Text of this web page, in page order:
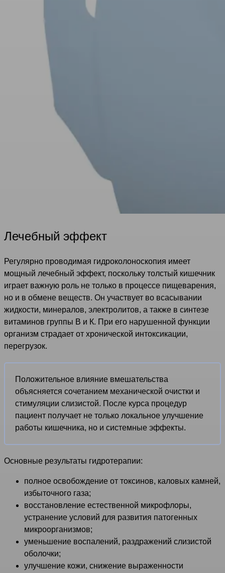
Лечебный эффект
Регулярно проводимая гидроколоноскопия имеет
мощный лечебный эффект, поскольку толстый кишечник
играет важную роль не только в процессе пищеварения,
но и в обмене веществ. Он участвует во всасывании
жидкости, минералов, электролитов, а также в синтезе
витаминов группы В и К. При его нарушенной функции
организм страдает от хронической интоксикации,
перегрузок.
Положительное влияние вмешательства
объясняется сочетанием механической очистки и
стимуляции слизистой. После курса процедур
пациент получает не только локальное улучшение
работы кишечника, но и системные эффекты.
Основные результаты гидротерапии:
полное освобождение от токсинов, каловых камней,
избыточного газа;
восстановление естественной микрофлоры,
устранение условий для развития патогенных
микроорганизмов;
уменьшение воспалений, раздражений слизистой
оболочки;
улучшение кожи, снижение выраженности